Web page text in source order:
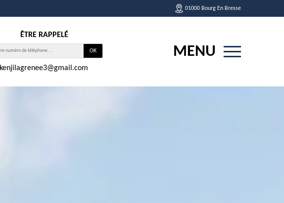
01000 Bourg En Bresse
ÊTRE RAPPELÉ
kenjilagrenee3@gmail.com
MENU